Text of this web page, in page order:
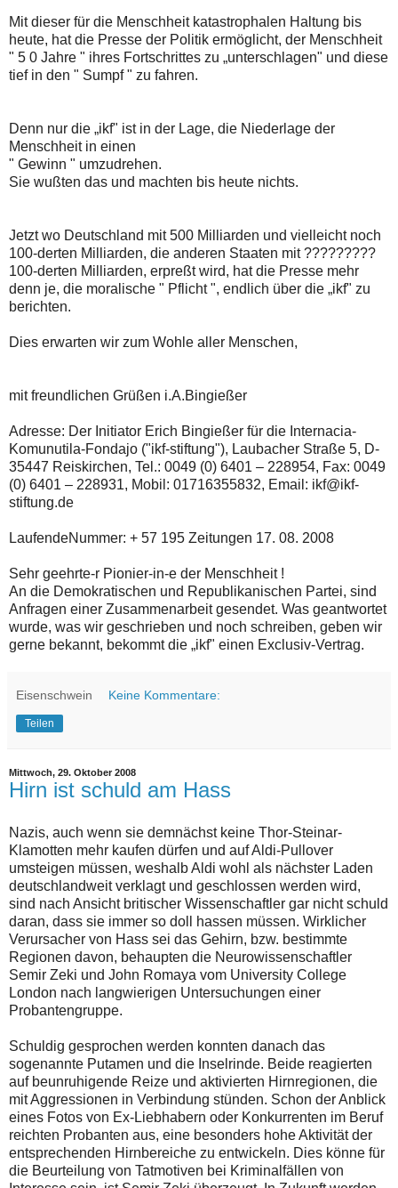
Mit dieser für die Menschheit katastrophalen Haltung bis
heute, hat die Presse der Politik ermöglicht, der Menschheit
" 5 0 Jahre " ihres Fortschrittes zu „unterschlagen" und diese
tief in den " Sumpf " zu fahren.
Denn nur die „ikf" ist in der Lage, die Niederlage der
Menschheit in einen
" Gewinn " umzudrehen.
Sie wußten das und machten bis heute nichts.
Jetzt wo Deutschland mit 500 Milliarden und vielleicht noch
100-derten Milliarden, die anderen Staaten mit ?????????
100-derten Milliarden, erpreßt wird, hat die Presse mehr
denn je, die moralische " Pflicht ", endlich über die „ikf" zu
berichten.
Dies erwarten wir zum Wohle aller Menschen,
mit freundlichen Grüßen i.A.Bingießer
Adresse: Der Initiator Erich Bingießer für die Internacia-
Komunutila-Fondajo ("ikf-stiftung"), Laubacher Straße 5, D-
35447 Reiskirchen, Tel.: 0049 (0) 6401 – 228954, Fax: 0049
(0) 6401 – 228931, Mobil: 01716355832, Email: ikf@ikf-
stiftung.de
LaufendeNummer: + 57 195 Zeitungen 17. 08. 2008
Sehr geehrte-r Pionier-in-e der Menschheit !
An die Demokratischen und Republikanischen Partei, sind
Anfragen einer Zusammenarbeit gesendet. Was geantwortet
wurde, was wir geschrieben und noch schreiben, geben wir
gerne bekannt, bekommt die „ikf" einen Exclusiv-Vertrag.
Eisenschwein Keine Kommentare:
Teilen
Mittwoch, 29. Oktober 2008
Hirn ist schuld am Hass
Nazis, auch wenn sie demnächst keine Thor-Steinar-
Klamotten mehr kaufen dürfen und auf Aldi-Pullover
umsteigen müssen, weshalb Aldi wohl als nächster Laden
deutschlandweit verklagt und geschlossen werden wird,
sind nach Ansicht britischer Wissenschaftler gar nicht schuld
daran, dass sie immer so doll hassen müssen. Wirklicher
Verursacher von Hass sei das Gehirn, bzw. bestimmte
Regionen davon, behaupten die Neurowissenschaftler
Semir Zeki und John Romaya vom University College
London nach langwierigen Untersuchungen einer
Probantengruppe.
Schuldig gesprochen werden konnten danach das
sogenannte Putamen und die Inselrinde. Beide reagierten
auf beunruhigende Reize und aktivierten Hirnregionen, die
mit Aggressionen in Verbindung stünden. Schon der Anblick
eines Fotos von Ex-Liebhabern oder Konkurrenten im Beruf
reichten Probanten aus, eine besonders hohe Aktivität der
entsprechenden Hirnbereiche zu entwickeln. Dies könne für
die Beurteilung von Tatmotiven bei Kriminalfällen von